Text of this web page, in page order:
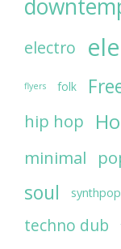
electro
flyers folk
hip hop
minimal
soul synthpop
techno dub